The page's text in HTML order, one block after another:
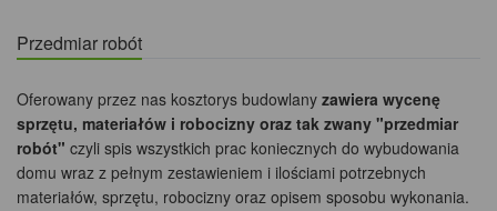
Przedmiar robót
Oferowany przez nas kosztorys budowlany zawiera wycenę
sprzętu, materiałów i robocizny oraz tak zwany "przedmiar
robót" czyli spis wszystkich prac koniecznych do wybudowania
domu wraz z pełnym zestawieniem i ilościami potrzebnych
materiałów, sprzętu, robocizny oraz opisem sposobu wykonania.